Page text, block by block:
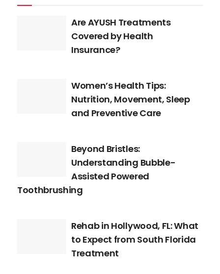
Are AYUSH Treatments
Covered by Health
Insurance?
Women’s Health Tips:
Nutrition, Movement, Sleep
and Preventive Care
Beyond Bristles:
Understanding Bubble-
Assisted Powered
Toothbrushing
Rehab in Hollywood, FL: What
to Expect from South Florida
Treatment